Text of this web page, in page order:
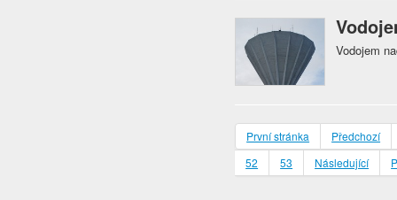
Vodojem
První stránka
Předchozí
52
53 Následující